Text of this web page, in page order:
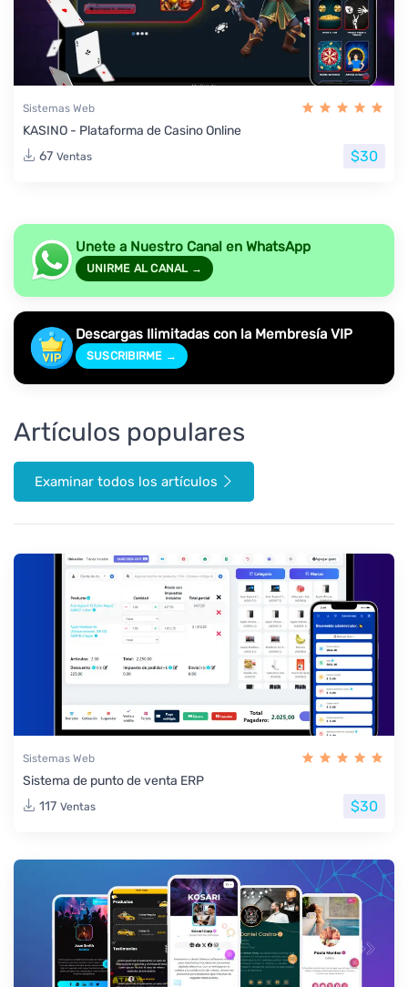
Sistemas Web
KASINO - Plataforma de Casino Online
67 Ventas $30
Unete a Nuestro Canal en WhatsApp
UNIRME AL CANAL →
Descargas Ilimitadas con la Membresía VIP
SUSCRIBIRME →
Artículos populares
Examinar todos los artículos
Sistemas Web
Sistema de punto de venta ERP
117 Ventas $30